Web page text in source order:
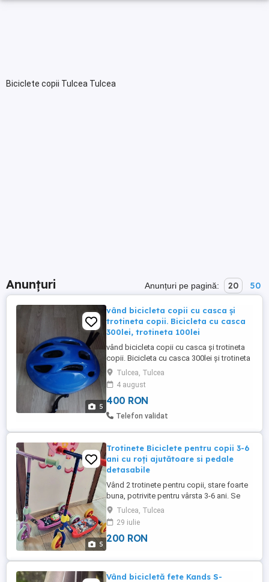
Biciclete copii Tulcea Tulcea
Anunțuri Anunțuri pe pagină: 20 50
5
vând bicicleta copii cu casca și
trotineta copii. Bicicleta cu casca
300lei, trotineta 100lei
vând bicicleta copii cu casca și trotineta
copii. Bicicleta cu casca 300lei și trotineta
100lei.Bicicleta are și roți ajutătoare
Tulcea, Tulcea
4 august
400 RON
Telefon validat
5
Trotinete Biciclete pentru copii 3-6
ani cu roți ajutătoare si pedale
detasabile
Vând 2 trotinete pentru copii, stare foarte
buna, potrivite pentru vârsta 3-6 ani. Se
pot vinde separat sau împreună. 3 roți
foarte stabile pentru începători Ușor de
manevrat Design colorat (Spiderman +
roz) Perfecte pentru joacă în parc sau în
...
Tulcea, Tulcea
29 iulie
200 RON
Vând bicicletă fete Kands S-